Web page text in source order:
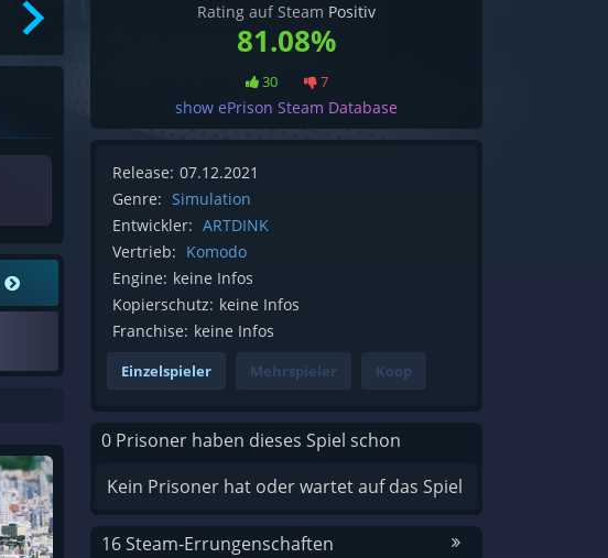
Rating auf Steam Positiv
81.08%
30 7
show ePrison Steam Database
Release: 07.12.2021
Genre: Simulation
Entwickler: ARTDINK
Vertrieb: Komodo
Engine: keine Infos
Kopierschutz: keine Infos
Franchise: keine Infos
Einzelspieler Mehrspieler Koop
0 Prisoner haben dieses Spiel schon
Kein Prisoner hat oder wartet auf das Spiel
16 Steam-Errungenschaften